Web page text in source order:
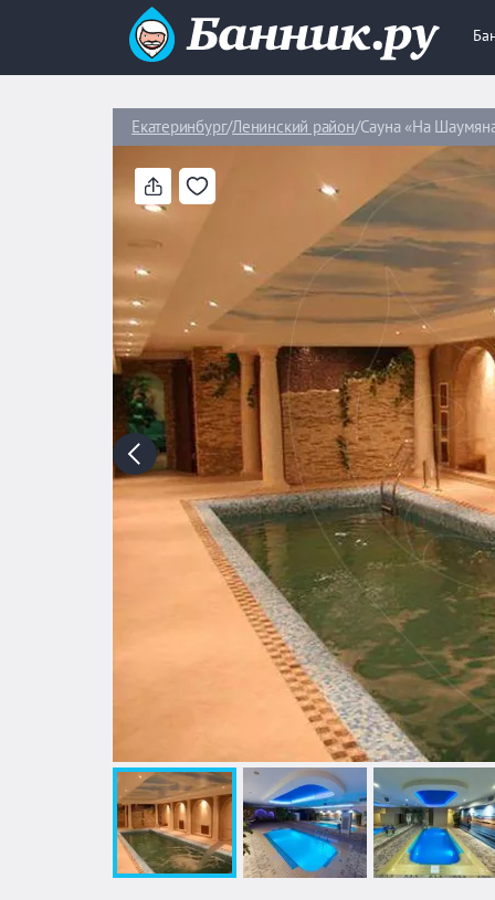
Екатеринбург Ленинский район Сауна «На